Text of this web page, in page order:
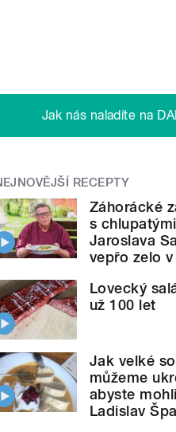
Jak nás naladíte na
RECEPTY
Záhorácké
s
Jaroslava
vepřo zelo
Lovecký
už 100 let
Jak velké
můžeme
abyste
Ladislav